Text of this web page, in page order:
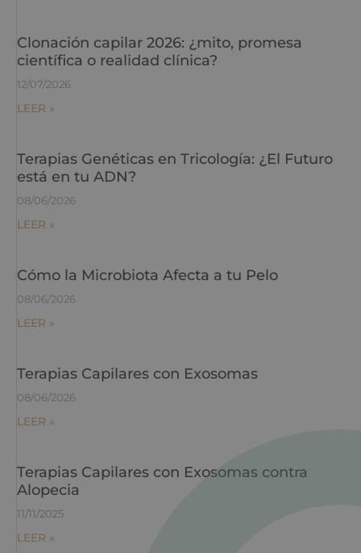
Clonación capilar 2026: ¿mito, promesa
científica o realidad clínica?
12/07/2026
LEER »
Terapias Genéticas en Tricología: ¿El Futuro
está en tu ADN?
08/06/2026
LEER »
Cómo la Microbiota Afecta a tu Pelo
08/06/2026
LEER »
Terapias Capilares con Exosomas
08/06/2026
LEER »
Terapias Capilares con Exosomas contra
Alopecia
11/11/2025
LEER »